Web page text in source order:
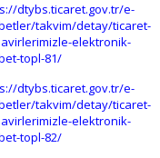
dtybs.ticaret.gov.tr/e-
takvim/detay/ticaret-
elektronik-
topl-81/
dtybs.ticaret.gov.tr/e-
takvim/detay/ticaret-
elektronik-
topl-82/